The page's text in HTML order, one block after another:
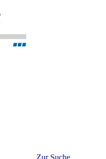
Zur Suche